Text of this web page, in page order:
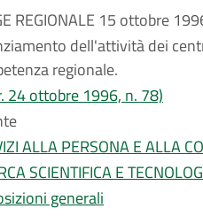
REGIONALE 15 ottobre
dell'attività dei
regionale.
24 ottobre 1996, n. 78)
ALLA PERSONA E ALLA
SCIENTIFICA E
generali